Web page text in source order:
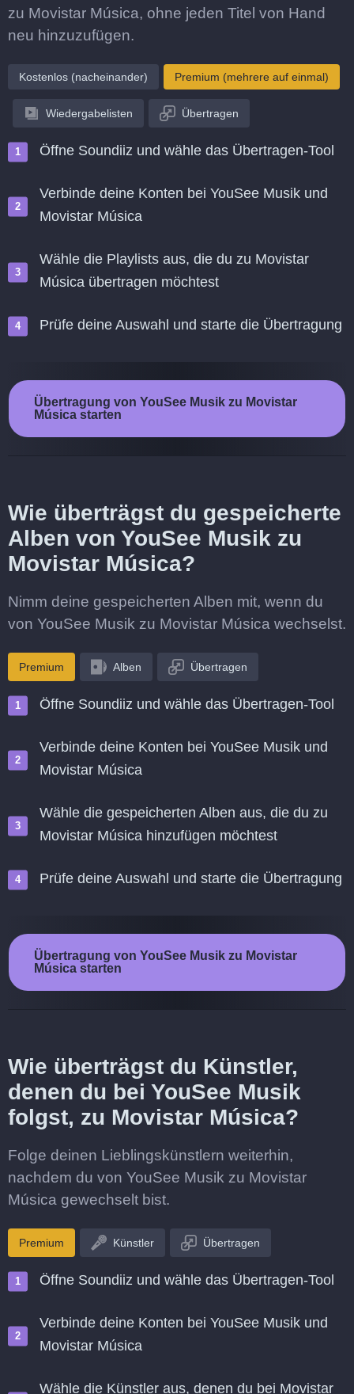
zu Movistar Música, ohne jeden Titel von Hand
neu hinzuzufügen.
Kostenlos (nacheinander) Premium (mehrere auf einmal)
Wiedergabelisten Übertragen
Öffne Soundiiz und wähle das Übertragen-Tool
Verbinde deine Konten bei YouSee Musik und
Movistar Música
Wähle die Playlists aus, die du zu Movistar
Música übertragen möchtest
Prüfe deine Auswahl und starte die Übertragung
Übertragung von YouSee Musik zu Movistar
Música starten
Wie überträgst du gespeicherte
Alben von YouSee Musik zu
Movistar Música?
Nimm deine gespeicherten Alben mit, wenn du
von YouSee Musik zu Movistar Música wechselst.
Premium Alben Übertragen
Öffne Soundiiz und wähle das Übertragen-Tool
Verbinde deine Konten bei YouSee Musik und
Movistar Música
Wähle die gespeicherten Alben aus, die du zu
Movistar Música hinzufügen möchtest
Prüfe deine Auswahl und starte die Übertragung
Übertragung von YouSee Musik zu Movistar
Música starten
Wie überträgst du Künstler,
denen du bei YouSee Musik
folgst, zu Movistar Música?
Folge deinen Lieblingskünstlern weiterhin,
nachdem du von YouSee Musik zu Movistar
Música gewechselt bist.
Premium Künstler Übertragen
Öffne Soundiiz und wähle das Übertragen-Tool
Verbinde deine Konten bei YouSee Musik und
Movistar Música
Wähle die Künstler aus, denen du bei Movistar